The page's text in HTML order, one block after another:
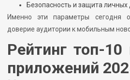
Безопасность и защита личных
Именно эти параметры сегодня
доверие аудитории к мобильным
Рейтинг топ-
приложений